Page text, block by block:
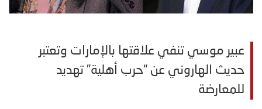
عبير موسي تنفي علاقتها بالإمارات وتعتبر
حديث الهاروني عن “حرب أهلية” تهديد
للمعارضة